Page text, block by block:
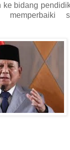
ke bidang
memperbaiki